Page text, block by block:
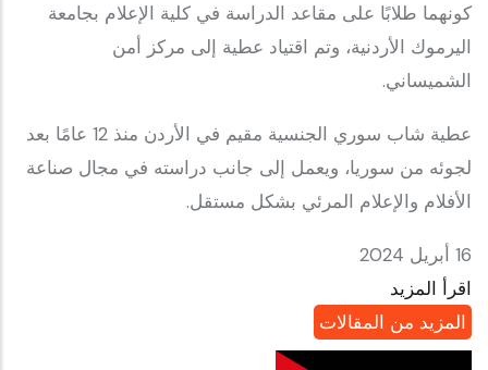
كونهما طلابًا على مقاعد الدراسة في كلية الإعلام بجامعة
اليرموك الأردنية، وتم اقتياد عطية إلى مركز أمن
الشميساني.
عطية شاب سوري الجنسية مقيم في الأردن منذ 12 عامًا بعد
لجوئه من سوريا، ويعمل إلى جانب دراسته في مجال صناعة
الأفلام والإعلام المرئي بشكل مستقل.
16 أبريل 2024
اقرأ المزيد
المزيد من المقالات